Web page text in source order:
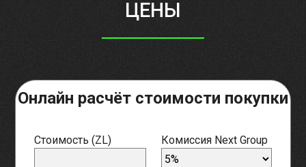
ЦЕНЫ
Онлайн расчёт стоимости покупки
Стоимость (ZL) Комиссия Next Group